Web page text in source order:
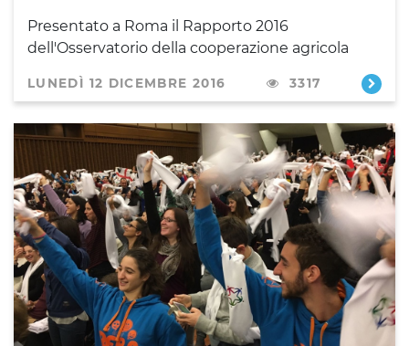
Presentato a Roma il Rapporto 2016
dell'Osservatorio della cooperazione agricola
LUNEDÌ 12 DICEMBRE 2016 3317